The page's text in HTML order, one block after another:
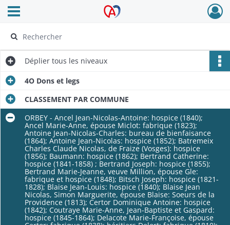
Archives Alsace - Colmar
Ouvrir le menu déroulant
Déplier tous les niveaux
4O Dons et legs
CLASSEMENT PAR COMMUNE
ORBEY - Ancel Jean-Nicolas-Antoine: hospice (1840);
Ancel Marie-Anne, épouse Miclot: fabrique (1823);
Antoine Jean-Nicolas-Charles: bureau de bienfaisance
(1864); Antoine Jean-Nicolas: hospice (1852); Batremeix
Charles Claude Nicolas, de Fraize (Vosges): hospice
(1856); Baumann: hospice (1862); Bertrand Catherine:
hospice (1841-1858) ; Bertrand Joseph: hospice (1855);
Bertrand Marie-Jeanne, veuve Million, épouse Gle:
fabrique et hospice (1848); Bitsch Joseph: hospice (1821-
1828); Blaise Jean-Louis: hospice (1840); Blaise Jean
Nicolas, Simon Marguerite, épouse Blaise: Soeurs de la
Providence (1813); Certor Dominique Antoine: hospice
(1842); Coutraye Marie-Anne, Jean-Baptiste et Gaspard:
hospice (1845-1864); Delacote Marie-Françoise, épouse